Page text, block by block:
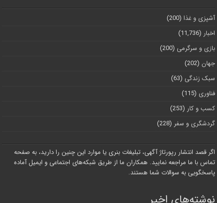
آشپزی و غذا (200)
اخبار (11,736)
بازی و سرگرمی (200)
جهان (202)
سبک زندگی (63)
فناوری (115)
کسب و کار (253)
گردشگری و سفر (228)
اگر قصد انتشار رپورتاژ آگهی، تبلیغات بنری یا موارد این چنین را دارید، به صفحه
تماس با ما مراجعه نمایید. همکاران ما از طریق شبکه‌های اجتماعی و ایمیل آماده
پاسخگویی به سوالات شما هستند.
نوشته‌های اخیر